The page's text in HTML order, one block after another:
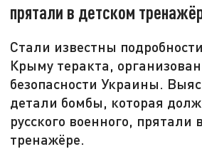
прятали в детском
Стали известны
Крыму теракта,
безопасности Украины.
детали бомбы, которая
русского военного, прятали
тренажёре.